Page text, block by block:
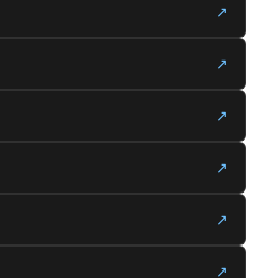
↗
↗
↗
↗
↗
↗